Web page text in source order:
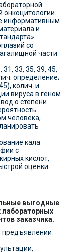
онкоцитологии.
информативным
и
со
части
31, 33, 35, 39, 45,
определение;
колич. и
вируса в геном
о степени
человека,
кала
с
кислот,
оценки
выгодные
лабораторных
заказчика.
предъявлении